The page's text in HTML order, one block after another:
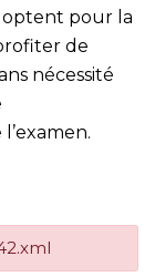
optent pour la
de
nécessité